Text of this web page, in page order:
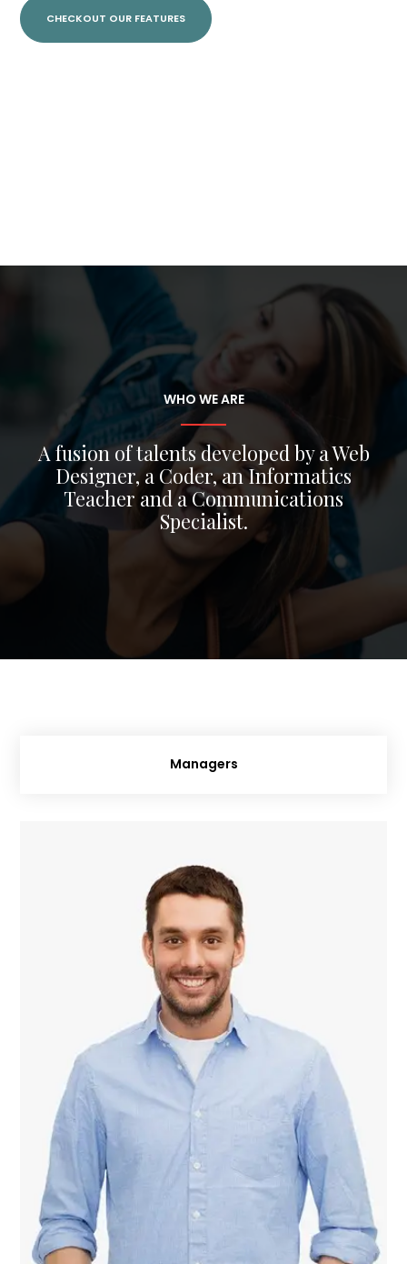
CHECKOUT OUR FEATURES
WHO WE ARE
A fusion of talents developed by a Web
Designer, a Coder, an Informatics
Teacher and a Communications
Specialist.
Managers